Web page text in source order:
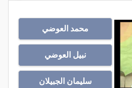
محمد العوضي
نبيل العوضي
سليمان الجبيلان